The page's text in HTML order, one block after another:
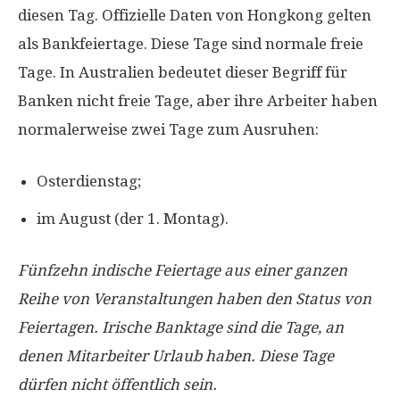
diesen Tag. Offizielle Daten von Hongkong gelten
als Bankfeiertage. Diese Tage sind normale freie
Tage. In Australien bedeutet dieser Begriff für
Banken nicht freie Tage, aber ihre Arbeiter haben
normalerweise zwei Tage zum Ausruhen:
Osterdienstag;
im August (der 1. Montag).
Fünfzehn indische Feiertage aus einer ganzen
Reihe von Veranstaltungen haben den Status von
Feiertagen. Irische Banktage sind die Tage, an
denen Mitarbeiter Urlaub haben. Diese Tage
dürfen nicht öffentlich sein.